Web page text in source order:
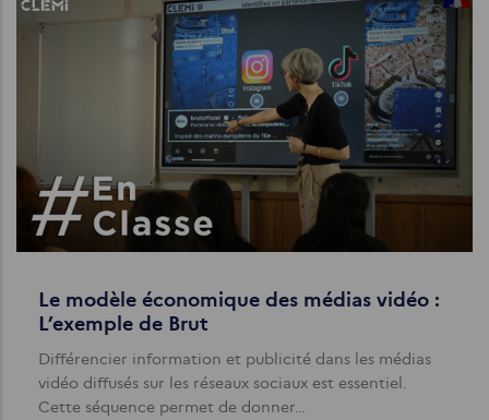
Le modèle économique des médias vidéo :
L’exemple de Brut
Différencier information et publicité dans les médias
vidéo diffusés sur les réseaux sociaux est essentiel.
Cette séquence permet de donner…